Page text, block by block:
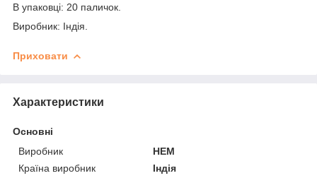
В упаковці: 20 паличок.
Виробник: Індія.
Приховати
Характеристики
Основні
Виробник
HEM
Країна виробник
Індія